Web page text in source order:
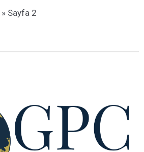
» Sayfa 2